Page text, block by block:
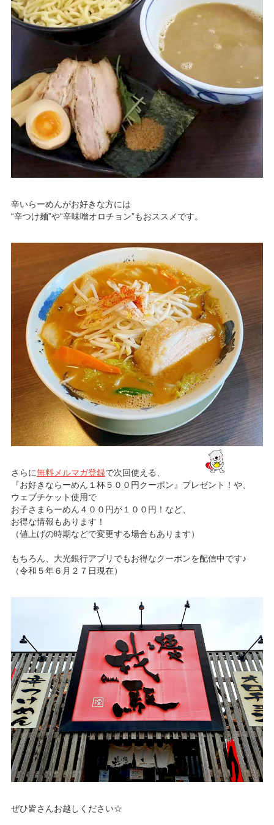
Taiko Big Advance
サービスのご案内
辛いらーめんがお好きな方には
“辛つけ麺”や“辛味噌オロチョン”もおススメです。
さらに無料メルマガ登録で次回使える、
『お好きならーめん１杯５００円クーポン』プレゼント！や、
ウェブチケット使用で
お子さまらーめん４００円が１００円！など、
お得な情報もあります！
（値上げの時期などで変更する場合もあります）
もちろん、大光銀行アプリでもお得なクーポンを配信中です♪
（令和５年６月２７日現在）
ぜひ皆さんお越しください☆